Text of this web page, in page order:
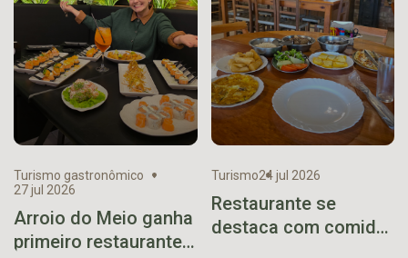
Turismo gastronômico
27 jul 2026
Arroio do Meio ganha
primeiro restaurante
Turismo24 jul 2026
Restaurante se
destaca com comida